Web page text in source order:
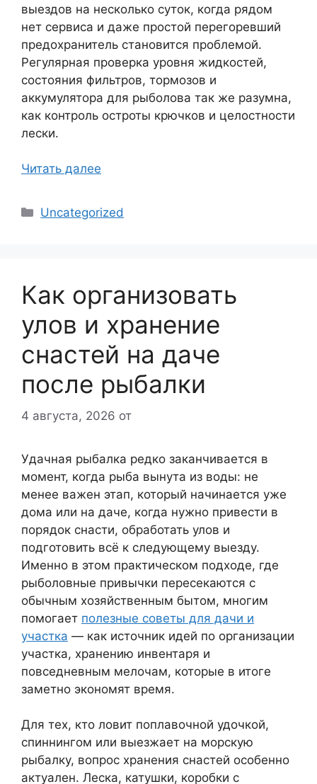
выездов на несколько суток, когда рядом
нет сервиса и даже простой перегоревший
предохранитель становится проблемой.
Регулярная проверка уровня жидкостей,
состояния фильтров, тормозов и
аккумулятора для рыболова так же разумна,
как контроль остроты крючков и целостности
лески.
Читать далее
Рубрики
Uncategorized
Как организовать
улов и хранение
снастей на даче
после рыбалки
4 августа, 2026 от
Удачная рыбалка редко заканчивается в
момент, когда рыба вынута из воды: не
менее важен этап, который начинается уже
дома или на даче, когда нужно привести в
порядок снасти, обработать улов и
подготовить всё к следующему выезду.
Именно в этом практическом подходе, где
рыболовные привычки пересекаются с
обычным хозяйственным бытом, многим
помогает полезные советы для дачи и
участка — как источник идей по организации
участка, хранению инвентаря и
повседневным мелочам, которые в итоге
заметно экономят время.
Для тех, кто ловит поплавочной удочкой,
спиннингом или выезжает на морскую
рыбалку, вопрос хранения снастей особенно
актуален. Леска, катушки, коробки с